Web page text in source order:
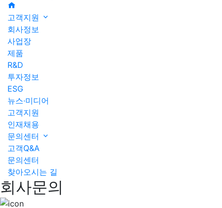
고객지원
회사정보
사업장
제품
R&D
투자정보
ESG
뉴스·미디어
고객지원
인재채용
문의센터
고객Q&A
문의센터
찾아오시는 길
회사문의